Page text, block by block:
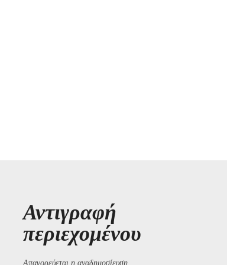
Αντιγραφή
περιεχομένου
Απαγορεύεται η αναδημοσίευση,